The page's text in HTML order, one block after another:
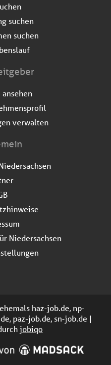
suchen
suchen
verwalten
Niedersachsen
haz-job.de, np-
paz-job.de, sn-job.de |
jobiqo